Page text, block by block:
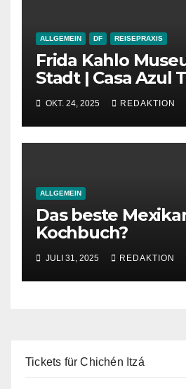
ALLGEMEIN DF REISEPRAXIS
Frida Kahlo
Stadt | Casa Azul
ohne Anstehen
OKT. 24, 2025 REDAKTION
ALLGEMEIN
Das beste
Kochbuch?
JULI 31, 2025 REDAKTION
Tickets für Chichén Itzá